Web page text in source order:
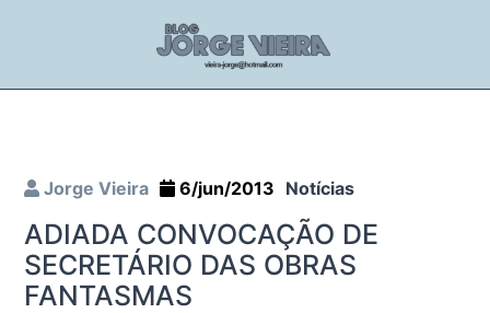
Jorge Vieira 6/jun/2013 Notícias
ADIADA CONVOCAÇÃO DE
SECRETÁRIO DAS OBRAS
FANTASMAS